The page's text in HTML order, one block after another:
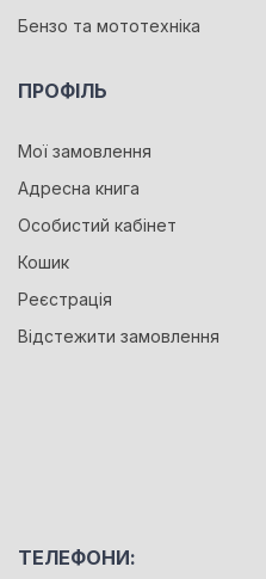
Бензо та мототехніка
ПРОФІЛЬ
Мої замовлення
Адресна книга
Особистий кабінет
Кошик
Реєстрація
Відстежити замовлення
ТЕЛЕФОНИ: